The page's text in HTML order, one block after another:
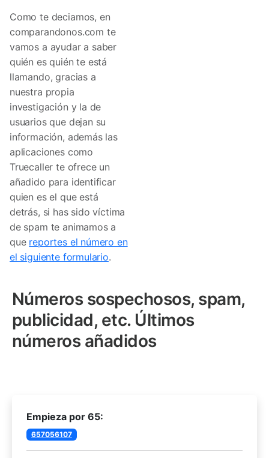
Como te deciamos, en
comparandonos.com te
vamos a ayudar a saber
quién es quién te está
llamando, gracias a
nuestra propia
investigación y la de
usuarios que dejan su
información, además las
aplicaciones como
Truecaller te ofrece un
añadido para identificar
quien es el que está
detrás, si has sido víctima
de spam te animamos a
que reportes el número en
el siguiente formulario.
Números sospechosos, spam,
publicidad, etc. Últimos
números añadidos
Empieza por 65:
657056107